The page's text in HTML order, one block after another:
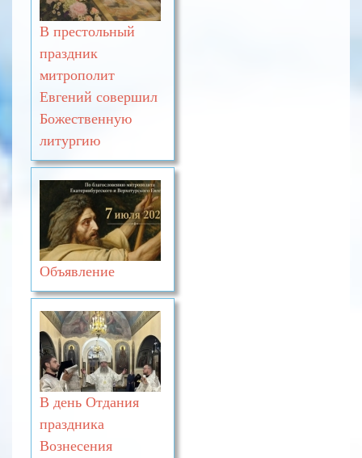
В престольный
праздник
митрополит
Евгений совершил
Божественную
литургию
Объявление
В день Отдания
праздника
Вознесения